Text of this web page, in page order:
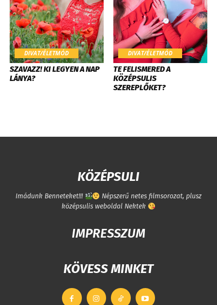
DIVAT/ÉLETMÓD
SZAVAZZ! KI LEGYEN A NAP
LÁNYA?
DIVAT/ÉLETMÓD
TE FELISMERED A
KÖZÉPSULIS
SZEREPLŐKET?
KÖZÉPSULI
Imádunk Benneteket!!!
Népszerű netes filmsorozat, plusz
középsulis weboldal Nektek
IMPRESSZUM
KÖVESS MINKET